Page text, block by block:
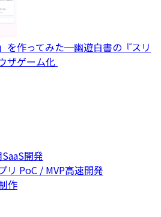
を作ってみた─幽遊白書の『スリ
ザゲーム化
開発
リ PoC / MVP高速開発
作